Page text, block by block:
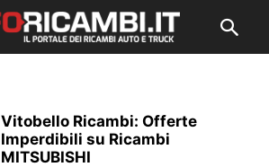
Vitobello Ricambi: Offerte
Imperdibili su Ricambi
MITSUBISHI